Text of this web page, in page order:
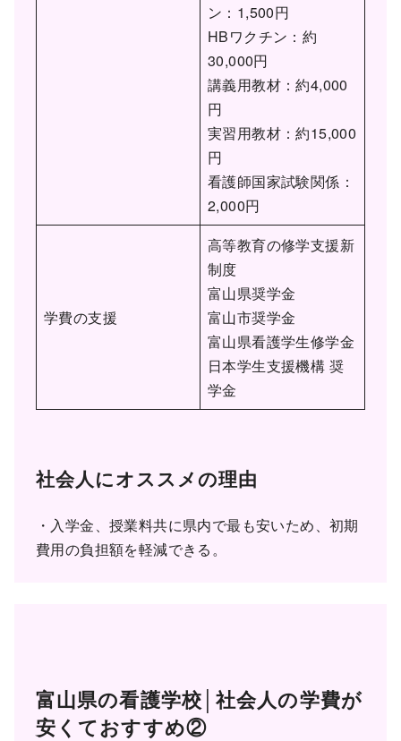
ン：1,500円
HBワクチン：約
30,000円
講義用教材：約4,000
円
実習用教材：約15,000
円
看護師国家試験関係：
2,000円
学費の支援
高等教育の修学支援新
制度
富山県奨学金
富山市奨学金
富山県看護学生修学金
日本学生支援機構 奨
学金
社会人にオススメの理由
・入学金、授業料共に県内で最も安いため、初期
費用の負担額を軽減できる。
富山県の看護学校│社会人の学費が
安くておすすめ②